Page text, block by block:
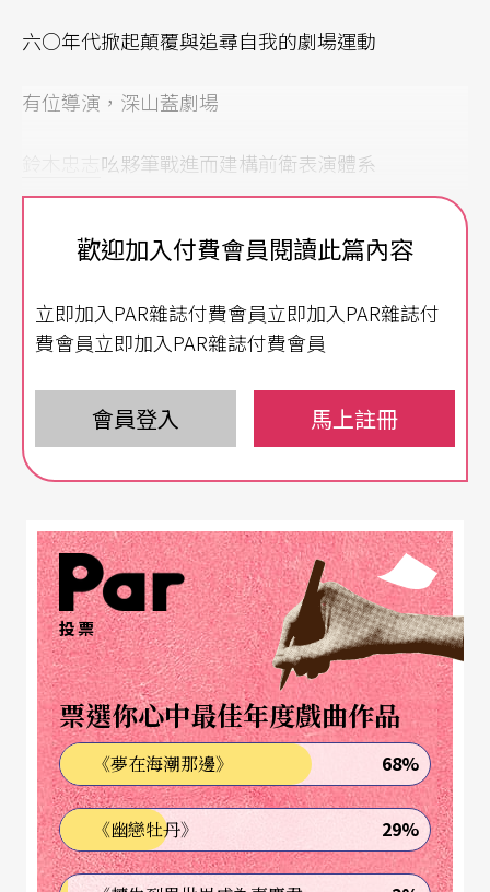
六○年代掀起顛覆與追尋自我的劇場運動
有位導演，深山蓋劇場
吆夥筆戰進而建構前衛表演體系
他們是水田民族，大和民族
他們在西方對照與東方溯源中
轟然開拓影響戲劇表演深遠的
下半身革命
燈光，音響，升降梯
非動物性能源，通通太多
動物性與身體性才是表演王道
腳步，胯間，腰部
凝聚身體下盤，匯集大地根源
歡迎加入付費會員閱讀此篇內容
立即加入PAR雜誌付費會員立即加入PAR雜誌付
費會員立即加入PAR雜誌付費會員
會員登入 馬上註冊
投票
票選你心中最佳年度戲曲作品
《夢在海潮那邊》 68%
《幽戀牡丹》 29%